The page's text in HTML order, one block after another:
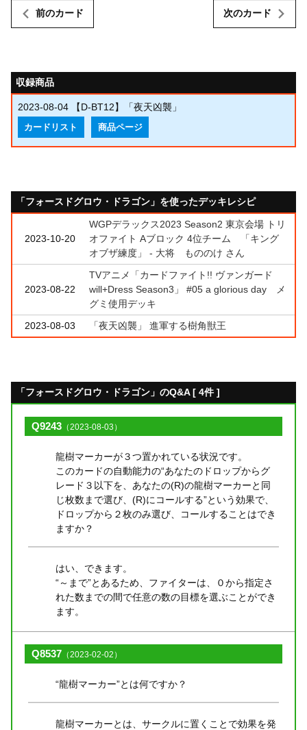
前のカード 次のカード
収録商品
2023-08-04 【D-BT12】「夜天凶襲」
カードリスト 商品ページ
「フォースドグロウ・ドラゴン」を使ったデッキレシピ
2023-10-20
WGPデラックス2023 Season2 東京会場 トリ
オファイト Aブロック 4位チーム 「キング
オブザ練度」 - 大将 もののけ さん
2023-08-22
TVアニメ「カードファイト!! ヴァンガード
will+Dress Season3」 #05 a glorious day メ
グミ使用デッキ
2023-08-03
「夜天凶襲」 進軍する樹角獣王
「フォースドグロウ・ドラゴン」のQ&A [ 4件 ]
Q9243 （2023-08-03）
龍樹マーカーが３つ置かれている状況です。
このカードの自動能力の“あなたのドロップからグ
レード３以下を、あなたの(R)の龍樹マーカーと同
じ枚数まで選び、(R)にコールする”という効果で、
ドロップから２枚のみ選び、コールすることはでき
ますか？
はい、できます。
“～まで”とあるため、ファイターは、０から指定さ
れた数までの間で任意の数の目標を選ぶことができ
ます。
Q8537 （2023-02-02）
“龍樹マーカー”とは何ですか？
龍樹マーカーとは、サークルに置くことで効果を発